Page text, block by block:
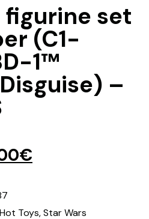
figurine set
(C1-
1™
–
€
Hot Toys,Star Wars